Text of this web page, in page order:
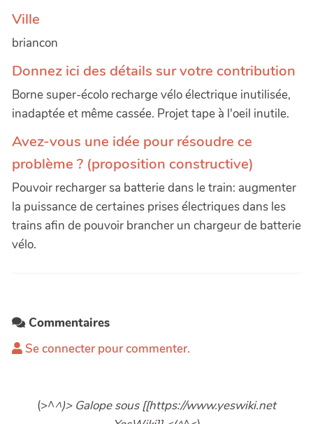
Ville
briancon
Donnez ici des détails sur votre contribution
Borne super-écolo recharge vélo électrique inutilisée,
inadaptée et même cassée. Projet tape à l'oeil inutile.
Avez-vous une idée pour résoudre ce
problème ? (proposition constructive)
Pouvoir recharger sa batterie dans le train: augmenter
la puissance de certaines prises électriques dans les
trains afin de pouvoir brancher un chargeur de batterie
vélo.
Commentaires
Se connecter pour commenter.
(>^^)> Galope sous [[https://www.yeswiki.net